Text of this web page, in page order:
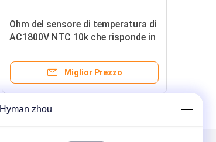
Ohm del sensore di temperatura di
AC1800V NTC 10k che risponde in
Miglior Prezzo
Hyman zhou